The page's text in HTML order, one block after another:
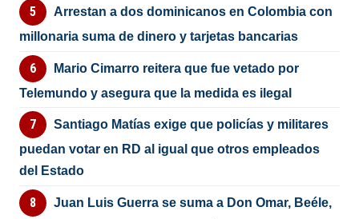
Arrestan a dos dominicanos en Colombia con
millonaria suma de dinero y tarjetas bancarias
Mario Cimarro reitera que fue vetado por
Telemundo y asegura que la medida es ilegal
Santiago Matías exige que policías y militares
puedan votar en RD al igual que otros empleados
del Estado
Juan Luis Guerra se suma a Don Omar, Beéle,